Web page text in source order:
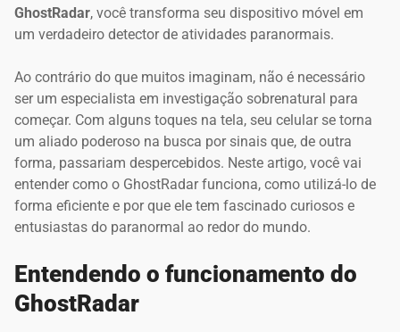
GhostRadar, você transforma seu dispositivo móvel em
um verdadeiro detector de atividades paranormais.
Ao contrário do que muitos imaginam, não é necessário
ser um especialista em investigação sobrenatural para
começar. Com alguns toques na tela, seu celular se torna
um aliado poderoso na busca por sinais que, de outra
forma, passariam despercebidos. Neste artigo, você vai
entender como o GhostRadar funciona, como utilizá-lo de
forma eficiente e por que ele tem fascinado curiosos e
entusiastas do paranormal ao redor do mundo.
Entendendo o funcionamento do
GhostRadar